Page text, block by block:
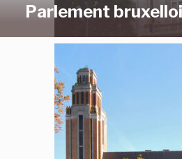
Parlement